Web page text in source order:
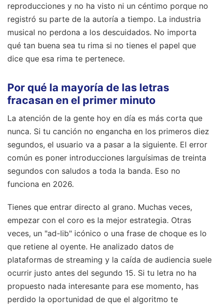
reproducciones y no ha visto ni un céntimo porque no
registró su parte de la autoría a tiempo. La industria
musical no perdona a los descuidados. No importa
qué tan buena sea tu rima si no tienes el papel que
dice que esa rima te pertenece.
Por qué la mayoría de las letras
fracasan en el primer minuto
La atención de la gente hoy en día es más corta que
nunca. Si tu canción no engancha en los primeros diez
segundos, el usuario va a pasar a la siguiente. El error
común es poner introducciones larguísimas de treinta
segundos con saludos a toda la banda. Eso no
funciona en 2026.
Tienes que entrar directo al grano. Muchas veces,
empezar con el coro es la mejor estrategia. Otras
veces, un "ad-lib" icónico o una frase de choque es lo
que retiene al oyente. He analizado datos de
plataformas de streaming y la caída de audiencia suele
ocurrir justo antes del segundo 15. Si tu letra no ha
propuesto nada interesante para ese momento, has
perdido la oportunidad de que el algoritmo te